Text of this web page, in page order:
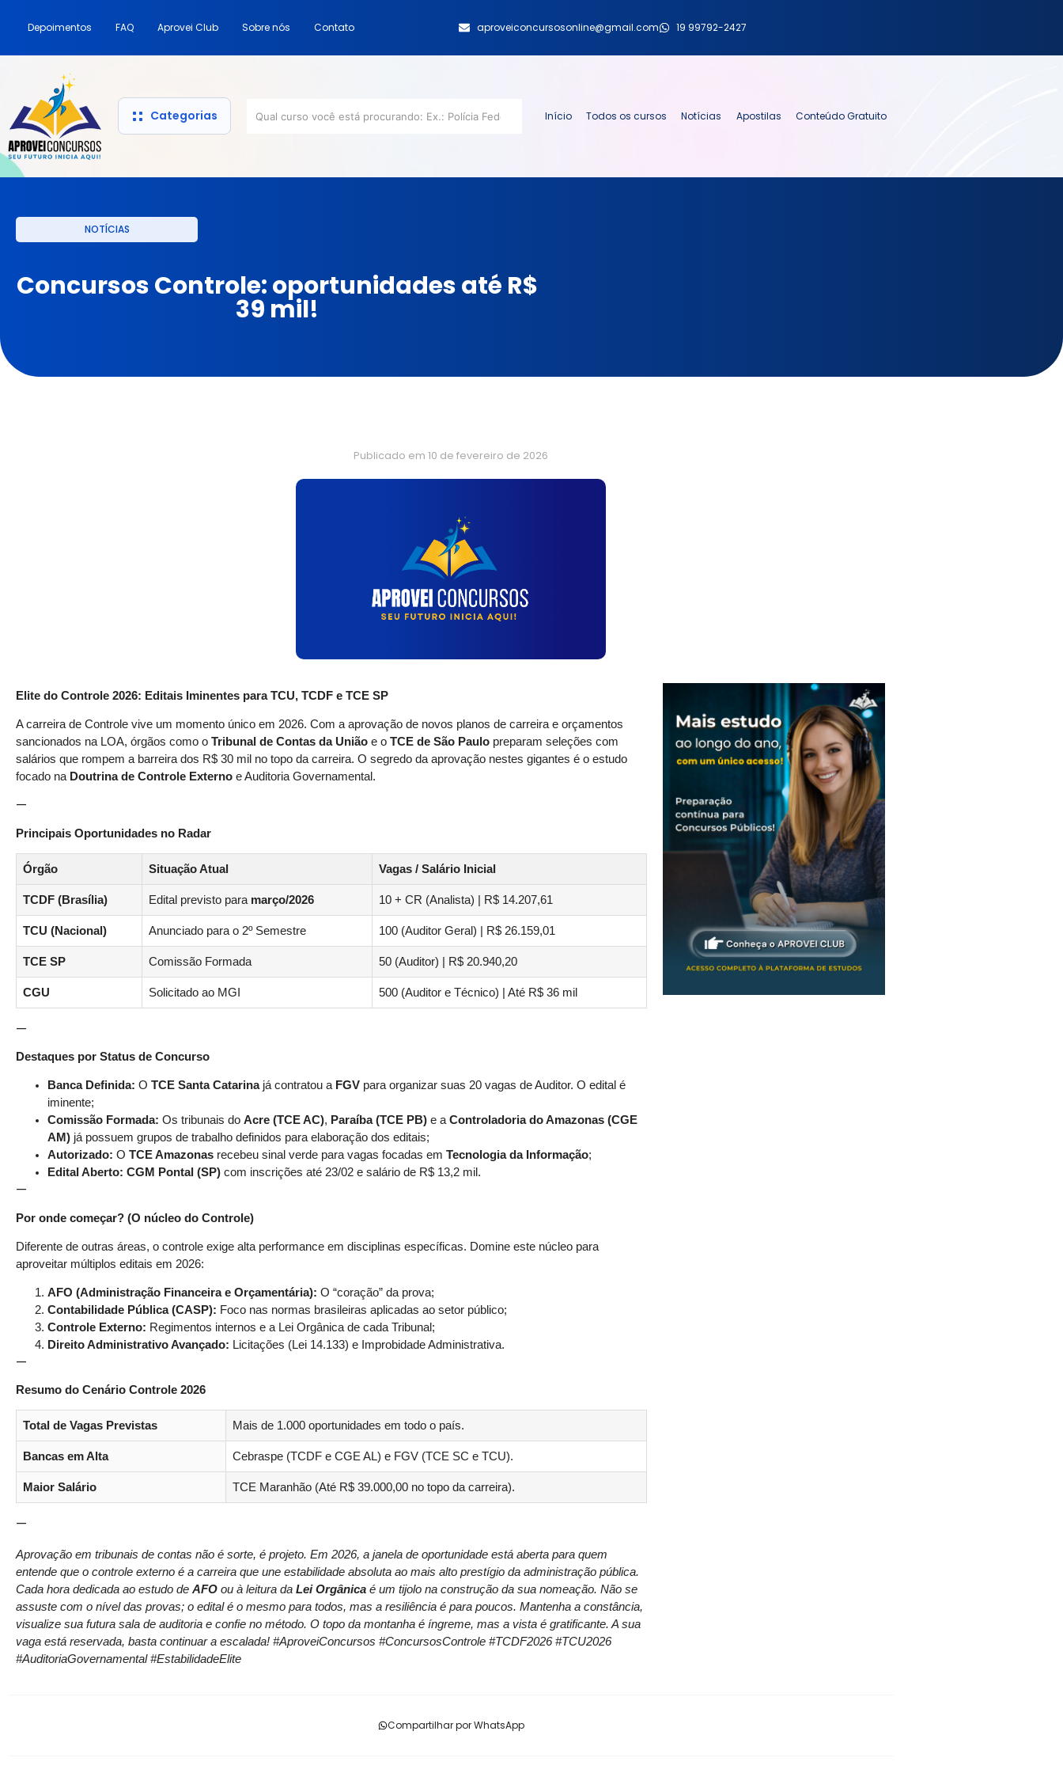
Depoimentos FAQ Aprovei Club Sobre nós Contato aproveiconcursosonline@gmail.com 19 99792-2427
Categorias Início Todos os cursos Notícias Apostilas Conteúdo Gratuito
NOTÍCIAS
Concursos Controle: oportunidades até R$
39 mil!
Publicado em 10 de fevereiro de 2026
Elite do Controle 2026: Editais Iminentes para TCU, TCDF e TCE SP
A carreira de Controle vive um momento único em 2026. Com a aprovação de novos planos de carreira e orçamentos
sancionados na LOA, órgãos como o Tribunal de Contas da União e o TCE de São Paulo preparam seleções com
salários que rompem a barreira dos R$ 30 mil no topo da carreira. O segredo da aprovação nestes gigantes é o estudo
focado na Doutrina de Controle Externo e Auditoria Governamental.
—
Principais Oportunidades no Radar
Órgão Situação Atual Vagas / Salário Inicial
TCDF (Brasília) Edital previsto para março/2026 10 + CR (Analista) | R$ 14.207,61
TCU (Nacional) Anunciado para o 2º Semestre 100 (Auditor Geral) | R$ 26.159,01
TCE SP Comissão Formada 50 (Auditor) | R$ 20.940,20
CGU Solicitado ao MGI 500 (Auditor e Técnico) | Até R$ 36 mil
—
Destaques por Status de Concurso
Banca Definida: O TCE Santa Catarinajá contratou a FGV para organizar suas 20 vagas de Auditor. O edital é
iminente;
Comissão Formada: Os tribunais do Acre (TCE AC), Paraíba (TCE PB) e a Controladoria do Amazonas (CGE
AM) já possuem grupos de trabalho definidos para elaboração dos editais;
Autorizado: O TCE Amazonas recebeu sinal verde para vagas focadas em Tecnologia da Informação;
Edital Aberto: CGM Pontal (SP) com inscrições até 23/02 e salário de R$ 13,2 mil.
—
Por onde começar? (O núcleo do Controle)
Diferente de outras áreas, o controle exige alta performance em disciplinas específicas. Domine este núcleo para
aproveitar múltiplos editais em 2026:
AFO (Administração Financeira e Orçamentária): O “coração” da prova;
Contabilidade Pública (CASP): Foco nas normas brasileiras aplicadas ao setor público;
Controle Externo: Regimentos internos e a Lei Orgânica de cada Tribunal;
Direito Administrativo Avançado: Licitações (Lei 14.133) e Improbidade Administrativa.
—
Resumo do Cenário Controle 2026
Total de Vagas Previstas Mais de 1.000 oportunidades em todo o país.
Bancas em Alta Cebraspe (TCDF e CGE AL) e FGV (TCE SC e TCU).
Maior Salário TCE Maranhão (Até R$ 39.000,00 no topo da carreira).
—
Aprovação em tribunais de contas não é sorte, é projeto. Em 2026, a janela de oportunidade está aberta para quem
entende que o controle externo é a carreira que une estabilidade absoluta ao mais alto prestígio da administração pública.
Cada hora dedicada ao estudo de AFO ou à leitura da Lei Orgânica é um tijolo na construção da sua nomeação. Não se
assuste com o nível das provas; o edital é o mesmo para todos, mas a resiliência é para poucos. Mantenha a constância,
visualize sua futura sala de auditoria e confie no método. O topo da montanha é íngreme, mas a vista é gratificante. A sua
vaga está reservada, basta continuar a escalada! #AproveiConcursos #ConcursosControle #TCDF2026 #TCU2026
#AuditoriaGovernamental #EstabilidadeElite
Compartilhar por WhatsApp